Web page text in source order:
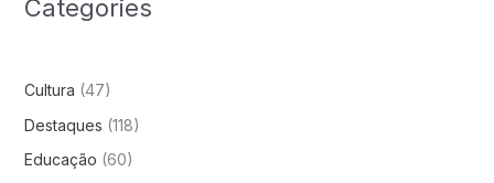
Categories
Cultura (47)
Destaques (118)
Educação (60)